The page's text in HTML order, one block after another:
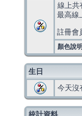
線上共
最高線
註冊會
顏色說
生日
今天沒